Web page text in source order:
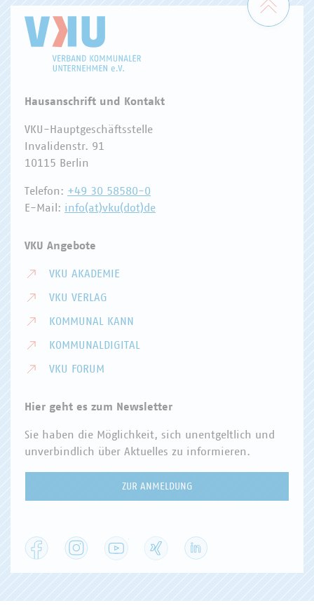
Hausanschrift und Kontakt
VKU-Hauptgeschäftsstelle
Invalidenstr. 91
10115 Berlin
Telefon: +49 30 58580-0
E-Mail: info(at)vku(dot)de
VKU Angebote
VKU AKADEMIE
VKU VERLAG
KOMMUNAL KANN
KOMMUNALDIGITAL
VKU FORUM
Hier geht es zum Newsletter
Sie haben die Möglichkeit, sich unentgeltlich und
unverbindlich über Aktuelles zu informieren.
ZUR ANMELDUNG
Facebook Instagram YouTube